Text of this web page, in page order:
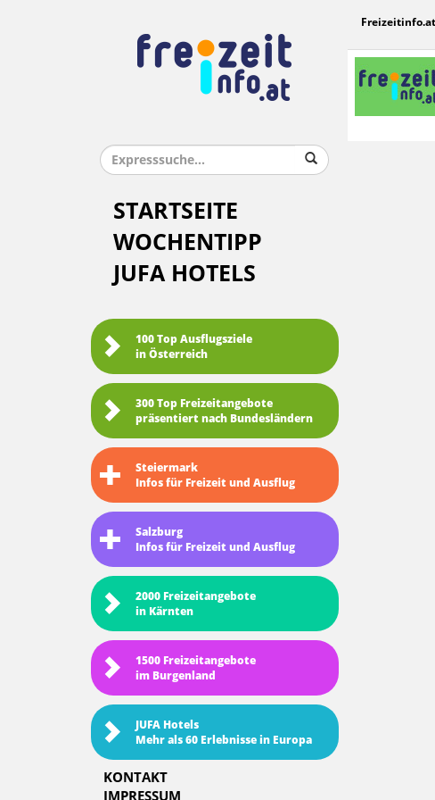
STARTSEITE
WOCHENTIPP
JUFA HOTELS
100 Top Ausflugsziele
in Österreich
300 Top Freizeitangebote
präsentiert nach Bundesländern
Steiermark
Infos für Freizeit und Ausflug
Salzburg
Infos für Freizeit und Ausflug
2000 Freizeitangebote
in Kärnten
1500 Freizeitangebote
im Burgenland
JUFA Hotels
Mehr als 60 Erlebnisse in Europa
KONTAKT
IMPRESSUM
Freizeitinfo.at